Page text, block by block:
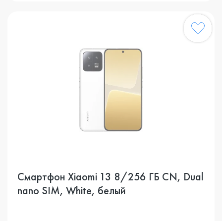
Смартфон Xiaomi 13 8/256 ГБ CN, Dual
nano SIM, White, белый